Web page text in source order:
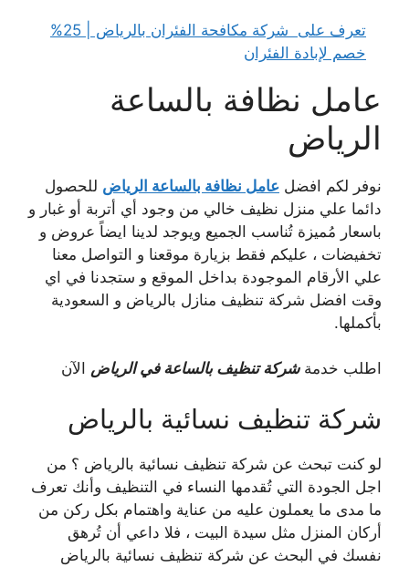
تعرف على
شركة مكافحة الفئران بالرياض | 25%
خصم لإبادة الفئران
عامل نظافة بالساعة
الرياض
نوفر لكم افضل عامل نظافة بالساعة الرياض للحصول
دائما علي منزل نظيف خالي من وجود أي أتربة أو غبار و
باسعار مُميزة تُناسب الجميع ويوجد لدينا ايضاً عروض و
تخفيضات ، عليكم فقط بزيارة موقعنا و التواصل معنا
علي الأرقام الموجودة بداخل الموقع و ستجدنا في اي
وقت افضل شركة تنظيف منازل بالرياض و السعودية
بأكملها.
اطلب خدمةشركة تنظيف بالساعة في الرياض الآن
شركة تنظيف نسائية بالرياض
لو كنت تبحث عن شركة تنظيف نسائية بالرياض ؟ من
اجل الجودة التي تُقدمها النساء في التنظيف وأنك تعرف
ما مدى ما يعملون عليه من عناية واهتمام بكل ركن من
أركان المنزل مثل سيدة البيت ، فلا داعي أن تُرهق
نفسك في البحث عن شركة تنظيف نسائية بالرياض